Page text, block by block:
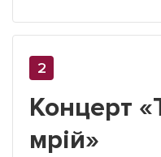
Концерт
мрій»